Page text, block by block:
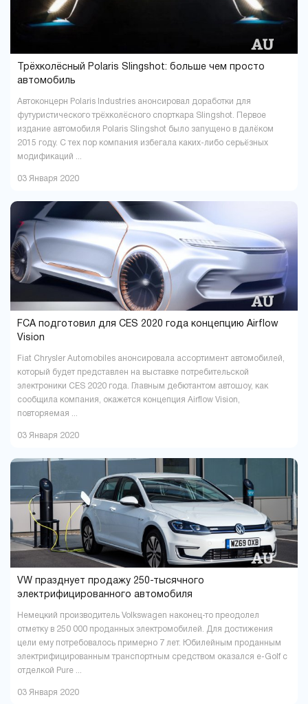
Трёхколёсный Polaris Slingshot: больше чем просто
автомобиль
Автоконцерн Polaris Industries анонсировал доработки для
футуристического трёхколёсного спорткара Slingshot. Первое
издание автомобиля Polaris Slingshot было запущено в далёком
2015 году. С тех пор компания избегала каких-либо серьёзных
модификаций ...
03 Января 2020
FCA подготовил для CES 2020 года концепцию Airflow
Vision
Fiat Chrysler Automobiles анонсировала ассортимент автомобилей,
который будет представлен на выставке потребительской
электроники CES 2020 года. Главным дебютантом автошоу, как
сообщила компания, окажется концепция Airflow Vision,
повторяемая ...
03 Января 2020
VW празднует продажу 250-тысячного
электрифицированного автомобиля
Немецкий производитель Volkswagen наконец-то преодолел
отметку в 250 000 проданных электромобилей. Для достижения
цели ему потребовалось примерно 7 лет. Юбилейным проданным
электрифицированным транспортным средством оказался e-Golf с
отделкой Pure ...
03 Января 2020